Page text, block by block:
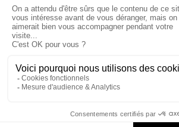
Bâtiment-Durable-Québec-1
Esquisses-1
MP-1 v2com-1
Cookies